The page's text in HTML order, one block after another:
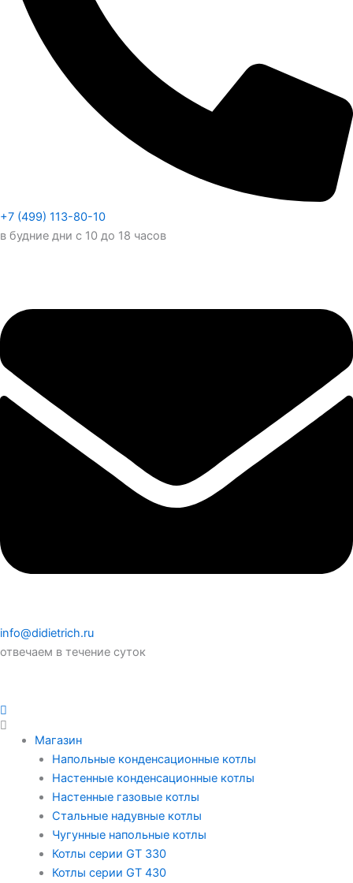
+7 (499) 113-80-10
в будние дни с 10 до 18 часов
info@didietrich.ru
отвечаем в течение суток
Магазин
Напольные конденсационные котлы
Настенные конденсационные котлы
Настенные газовые котлы
Стальные надувные котлы
Чугунные напольные котлы
Котлы серии GT 330
Котлы серии GT 430